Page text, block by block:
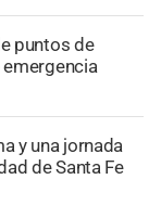
puntos de
emergencia
y una jornada
de Santa Fe